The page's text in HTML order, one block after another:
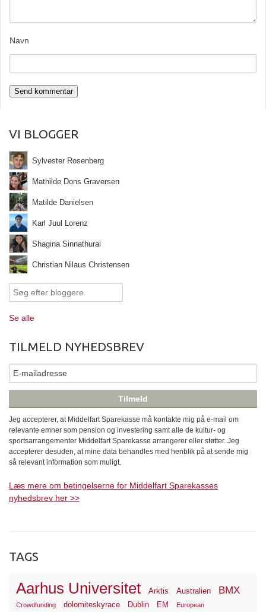
Navn
VI BLOGGER
Sylvester Rosenberg
Mathilde Dons Graversen
Matilde Danielsen
Karl Juul Lorenz
Shagina Sinnathurai
Christian Nilaus Christensen
Se alle
TILMELD NYHEDSBREV
Jeg accepterer, at Middelfart Sparekasse må kontakte mig på e-mail om
relevante emner som pension og investering samt alle de kultur- og
sportsarrangementer Middelfart Sparekasse arrangerer eller støtter. Jeg
accepterer desuden, at mine data behandles med henblik på at sende mig
så relevant information som muligt.
Læs mere om betingelserne for Middelfart Sparekasses
nyhedsbrev her >>
TAGS
Aarhus Universitet Arktis Australien BMX
Crowdfunding dolomiteskyrace Dublin EM
European